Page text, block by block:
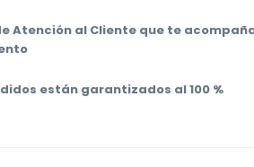
Atención al Cliente que te
están garantizados al 100 %